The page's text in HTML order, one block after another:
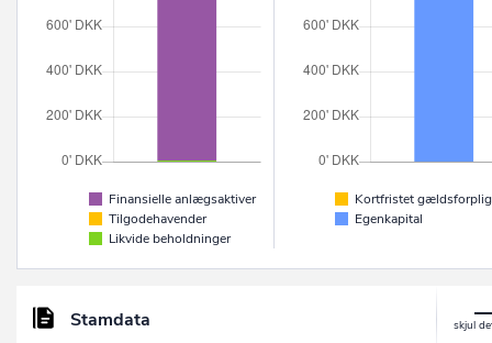
Finansielle anlægsaktiver
Tilgodehavender
Likvide beholdninger
Kortfristet
Egenkapital
Stamdata